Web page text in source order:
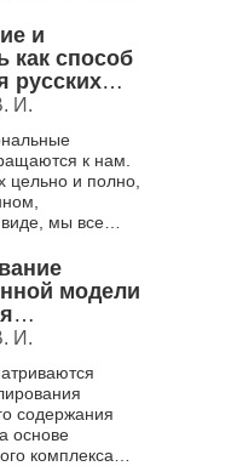
и
как способ
русских
И.
к нам.
цельно и полно,
мы все
народа, его
модели
школы
И.
содержания
основе
комплекса